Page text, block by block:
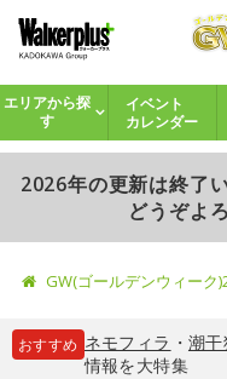
エリアから探
す
イベント
カレンダー
2026年の更新は終了
どうぞよ
GW(ゴールデンウィーク
おすすめ ネモフィラ ・ 潮干
情報を大特集